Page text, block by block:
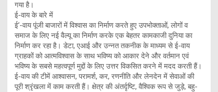
गया है।
ई-वाय के बारे में
ई‘-वाय पूंजी बाजारों में विश्वास का निर्माण करते हुए उपभोक्ताओं, लोगों व
समाज के लिए नई वैल्यू का निर्माण करके एक बेहतर कामकाजी दुनिया का
निर्माण कर रहा है। डेटा, एआई और उन्नत तकनीक के माध्यम से ई-वाय
ग्राहकों को आत्मविश्वास के साथ भविष्य को आकार देने और वर्तमान एवं
भविष्य के सबसे महत्वपूर्ण मुद्दों के लिए उत्तर विकसित करने में मदद करती हैं।
ई-वाय की टीमें आश्वासन, परामर्श, कर, रणनीति और लेनदेन में सेवाओं की
पूरी श्रृंखला में काम करती हैं। क्षेत्र की अंतर्दृष्टि, वैश्विक रूप से जुड़े, बहु-